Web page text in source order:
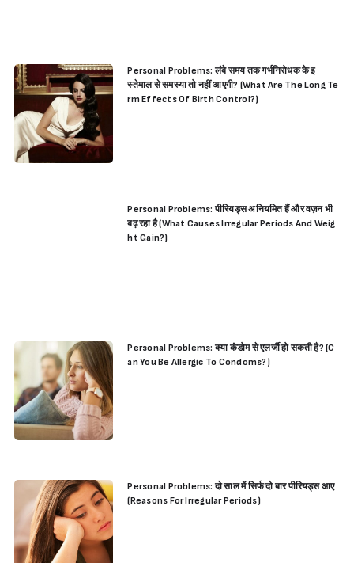
Personal Problems: लंबे समय तक गर्भनिरोधक के इ
स्तेमाल से समस्या तो नहीं आएगी? (What Are The Long Te
rm Effects Of Birth Control?)
Personal Problems: पीरियड्स अनियमित हैं और वज़न भी
बढ़ रहा है (What Causes Irregular Periods And Weig
ht Gain?)
Personal Problems: क्या कंडोम से एलर्जी हो सकती है? (C
an You Be Allergic To Condoms?)
Personal Problems: दो साल में सिर्फ दो बार पीरियड्स आए
(Reasons For Irregular Periods)